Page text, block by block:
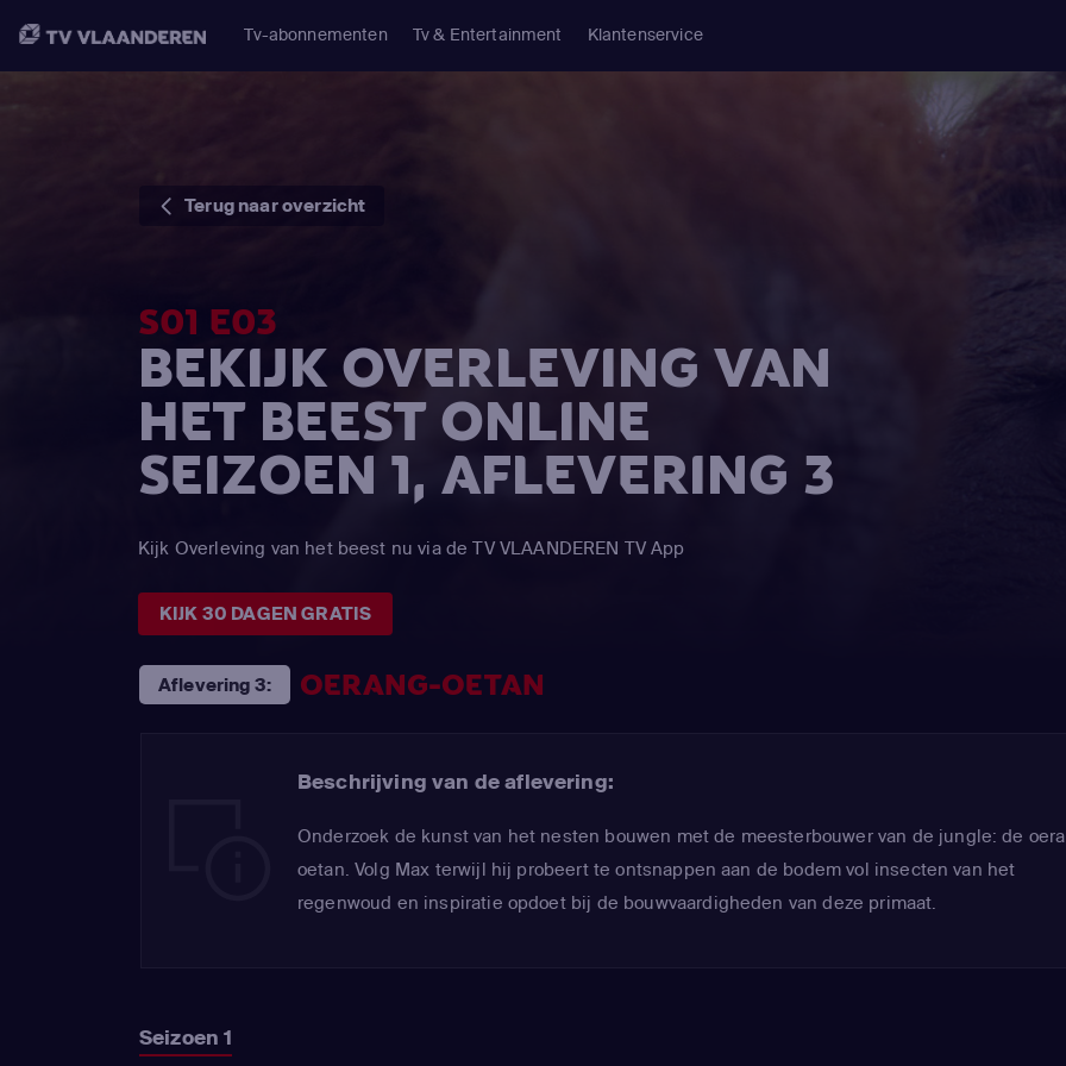
Tv-abonnementen Tv & Entertainment Klantenservice
Terug naar overzicht
S01 E03
BEKIJK OVERLEVING VAN
HET BEEST ONLINE
SEIZOEN 1, AFLEVERING 3
Kijk Overleving van het beest nu via de TV VLAANDEREN TV App
KIJK 30 DAGEN GRATIS
Aflevering 3: OERANG-OETAN
Beschrijving van de aflevering:
Onderzoek de kunst van het nesten bouwen met de meesterbouwer van de jungle: de
oetan. Volg Max terwijl hij probeert te ontsnappen aan de bodem vol insecten van het
regenwoud en inspiratie opdoet bij de bouwvaardigheden van deze primaat.
Seizoen 1